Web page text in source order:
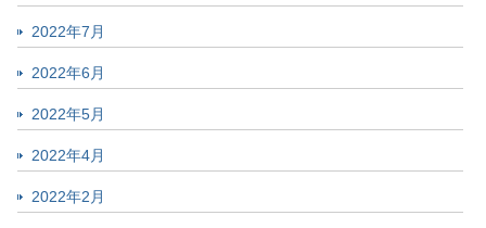
2022年7月
2022年6月
2022年5月
2022年4月
2022年2月